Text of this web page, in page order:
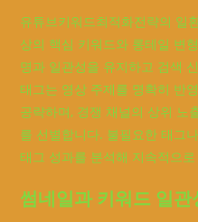
유튜브키워드최적화전략의 일
상의 핵심 키워드와 롱테일 변
명과 일관성을 유지하고 검색
태그는 영상 주제를 명확히 반
공략하며, 경쟁 채널의 상위 노
를 선별합니다. 불필요한 태그
태그 성과를 분석해 지속적으
썸네일과 키워드 일관